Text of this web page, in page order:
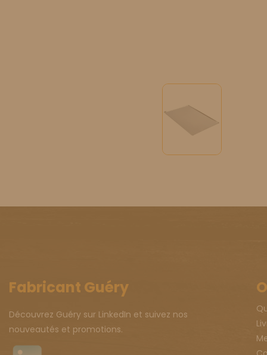
Fabricant Guéry
Découvrez Guéry sur LinkedIn et suivez nos
nouveautés et promotions.